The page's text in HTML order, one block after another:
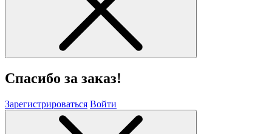
Спасибо за заказ!
Зарегистрироваться Войти